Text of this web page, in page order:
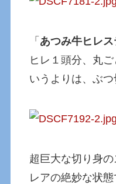
「 あつみ牛ヒレス
ヒレ１頭分、丸
いうよりは、ぶ
超巨大な切り身
レアの絶妙な状態